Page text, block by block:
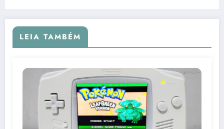
LEIA TAMBÉM